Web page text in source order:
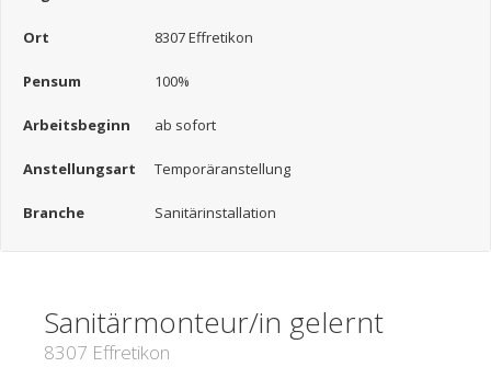
Ort 8307 Effretikon
Pensum 100%
Arbeitsbeginn ab sofort
Anstellungsart Temporäranstellung
Branche Sanitärinstallation
Sanitärmonteur/in gelernt
8307 Effretikon